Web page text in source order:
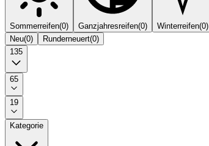
Sommerreifen(0) Ganzjahresreifen(0) Winterreifen(0)
Neu(0) Runderneuert(0)
135
65
19
Kategorie